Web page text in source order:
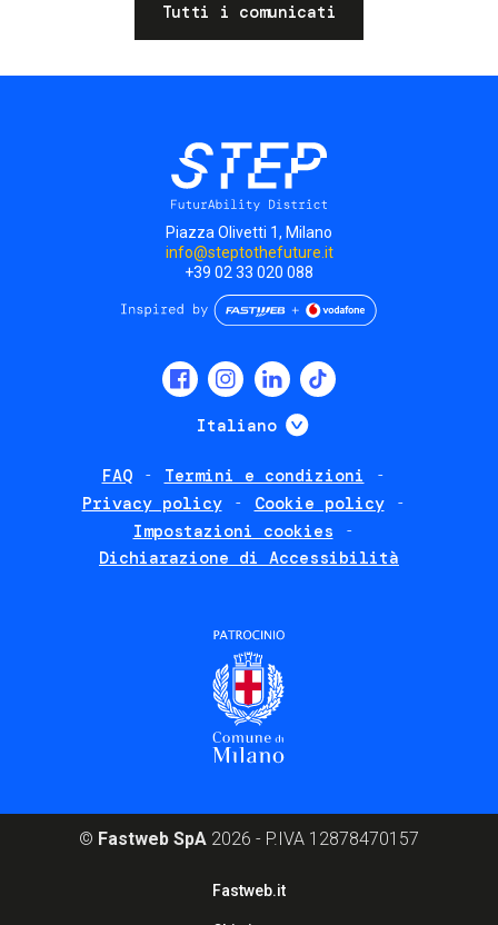
Tutti i comunicati
Piazza Olivetti 1, Milano
info@steptothefuture.it
+39 02 33 020 088
Italiano Mostra ulteriori
FAQ
Termini e condizioni
Privacy policy
Cookie policy
Impostazioni cookies
Dichiarazione di Accessibilità
© Fastweb SpA 2026 - P.IVA 12878470157
Fastweb.it